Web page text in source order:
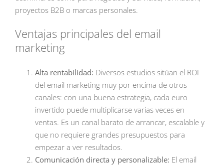
proyectos B2B o marcas personales.
Ventajas principales del email
marketing
Alta rentabilidad: Diversos estudios sitúan el ROI
del email marketing muy por encima de otros
canales: con una buena estrategia, cada euro
invertido puede multiplicarse varias veces en
ventas. Es un canal barato de arrancar, escalable y
que no requiere grandes presupuestos para
empezar a ver resultados.
Comunicación directa y personalizable: El email